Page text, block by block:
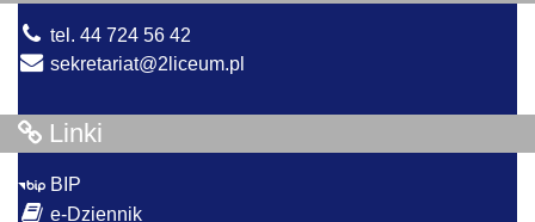
tel. 44 724 56 42
sekretariat@2liceum.pl
Linki
BIP
e-Dziennik